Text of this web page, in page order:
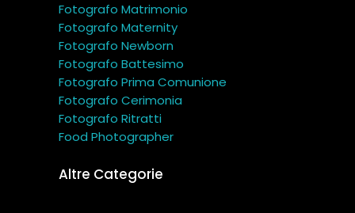
Fotografo Matrimonio
Fotografo Maternity
Fotografo Newborn
Fotografo Battesimo
Fotografo Prima Comunione
Fotografo Cerimonia
Fotografo Ritratti
Food Photographer
Altre Categorie